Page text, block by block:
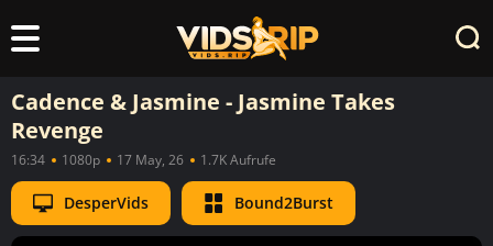
Cadence & Jasmine - Jasmine Takes
Revenge
16:34 1080p 17 May, 26 1.7K Aufrufe
DesperVids Bound2Burst